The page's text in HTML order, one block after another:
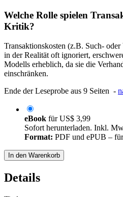
Welche Rolle spielen
Kritik?
Transaktionskosten (z.B. Such-
in der Realität oft ignoriert,
Modells erheblich, da sie die
einschränken.
Ende der Leseprobe aus 9 Seiten -
eBook fürUS$ 3,99
Sofort herunterladen. Inkl.
Format: PDF und ePUB –
In den Warenkorb
Details